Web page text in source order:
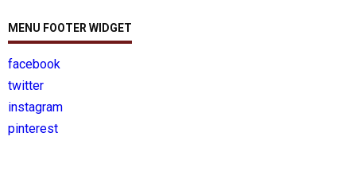
MENU FOOTER WIDGET
facebook
twitter
instagram
pinterest